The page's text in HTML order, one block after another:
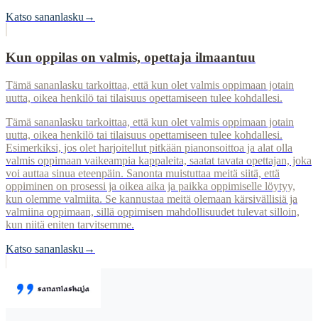
Katso sananlasku →
Kun oppilas on valmis, opettaja ilmaantuu
Tämä sananlasku tarkoittaa, että kun olet valmis oppimaan jotain
uutta, oikea henkilö tai tilaisuus opettamiseen tulee kohdallesi.
Tämä sananlasku tarkoittaa, että kun olet valmis oppimaan jotain
uutta, oikea henkilö tai tilaisuus opettamiseen tulee kohdallesi.
Esimerkiksi, jos olet harjoitellut pitkään pianonsoittoa ja alat olla
valmis oppimaan vaikeampia kappaleita, saatat tavata opettajan, joka
voi auttaa sinua eteenpäin. Sanonta muistuttaa meitä siitä, että
oppiminen on prosessi ja oikea aika ja paikka oppimiselle löytyy,
kun olemme valmiita. Se kannustaa meitä olemaan kärsivällisiä ja
valmiina oppimaan, sillä oppimisen mahdollisuudet tulevat silloin,
kun niitä eniten tarvitsemme.
Katso sananlasku →